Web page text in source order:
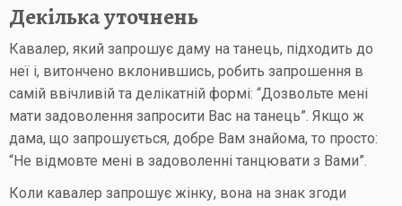
Декілька уточнень
Кавалер, який запрошує даму на танець, підходить до
неї і, витончено вклонившись, робить запрошення в
самій ввічливій та делікатній формі: “Дозвольте мені
мати задоволення запросити Вас на танець”. Якщо ж
дама, що запрошується, добре Вам знайома, то просто:
“Не відмовте мені в задоволенні танцювати з Вами”.
Коли кавалер запрошує жінку, вона на знак згоди